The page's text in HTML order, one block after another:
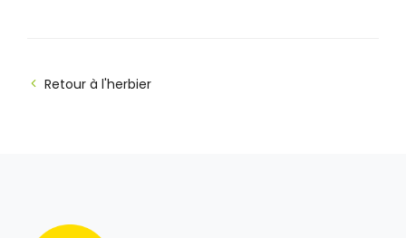
Retour à l'herbier